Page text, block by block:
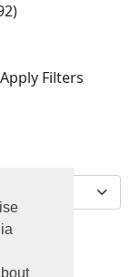
Apply Filters